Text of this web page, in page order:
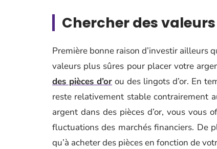
Chercher des
Première bonne raison d’investir ailleurs
valeurs plus sûres pour placer votre
des pièces d’or ou des lingots d’or. En
reste relativement stable contrairement
argent dans des pièces d’or, vous vous
fluctuations des marchés financiers. De
qu’à acheter des pièces en fonction de